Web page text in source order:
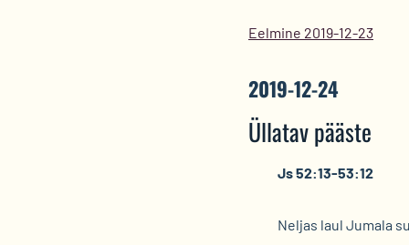
Eelmine 2019-12-23
2019-12-24
Üllatav pääste
Js 52:13-53:12
Neljas laul Jumala